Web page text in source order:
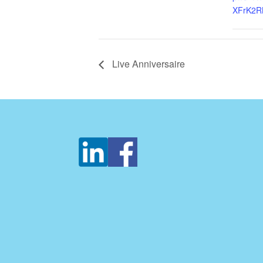
Live Anniversaire